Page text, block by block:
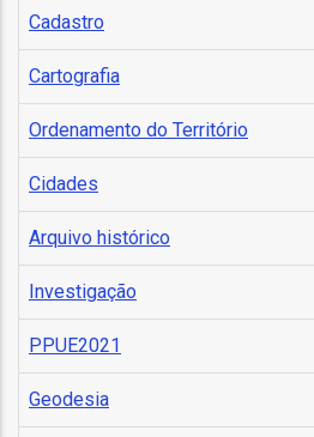
Cadastro
Cartografia
Ordenamento do Território
Cidades
Arquivo histórico
Investigação
PPUE2021
Geodesia